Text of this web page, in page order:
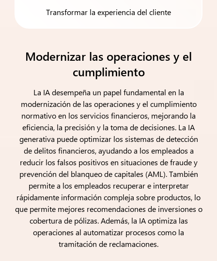
Transformar la experiencia del cliente
Modernizar las operaciones y el
cumplimiento
La IA desempeña un papel fundamental en la
modernización de las operaciones y el cumplimiento
normativo en los servicios financieros, mejorando la
eficiencia, la precisión y la toma de decisiones. La IA
generativa puede optimizar los sistemas de detección
de delitos financieros, ayudando a los empleados a
reducir los falsos positivos en situaciones de fraude y
prevención del blanqueo de capitales (AML). También
permite a los empleados recuperar e interpretar
rápidamente información compleja sobre productos, lo
que permite mejores recomendaciones de inversiones o
cobertura de pólizas. Además, la IA optimiza las
operaciones al automatizar procesos como la
tramitación de reclamaciones.